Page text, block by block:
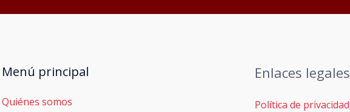
Menú principal
Quiénes somos
Enlaces legales
Política de privacidad